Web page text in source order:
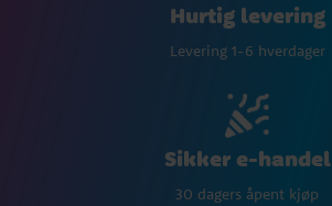
Hurtig levering
Levering 1-6 hverdager
Sikker e-handel
30 dagers åpent kjøp